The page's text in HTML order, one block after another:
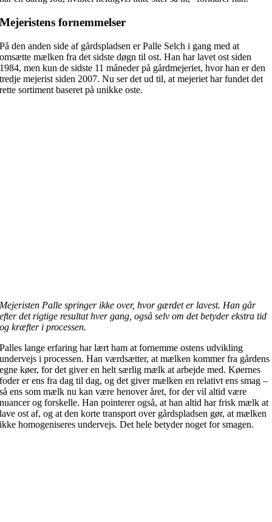
Mejeristens fornemmelser
På den anden side af gårdspladsen er Palle Selch i gang med at
omsætte mælken fra det sidste døgn til ost. Han har lavet ost siden
1984, men kun de sidste 11 måneder på gårdmejeriet, hvor han er den
tredje mejerist siden 2007. Nu ser det ud til, at mejeriet har fundet det
rette sortiment baseret på unikke oste.
Mejeristen Palle springer ikke over, hvor gærdet er lavest. Han går
efter det rigtige resultat hver gang, også selv om det betyder ekstra tid
og kræfter i processen.
Palles lange erfaring har lært ham at fornemme ostens udvikling
undervejs i processen. Han værdsætter, at mælken kommer fra gårdens
egne køer, for det giver en helt særlig mælk at arbejde med. Køernes
foder er ens fra dag til dag, og det giver mælken en relativt ens smag –
så ens som mælk nu kan være henover året, for der vil altid være
nuancer og forskelle. Han pointerer også, at han altid har frisk mælk at
lave ost af, og at den korte transport over gårdspladsen gør, at mælken
ikke homogeniseres undervejs. Det hele betyder noget for smagen.